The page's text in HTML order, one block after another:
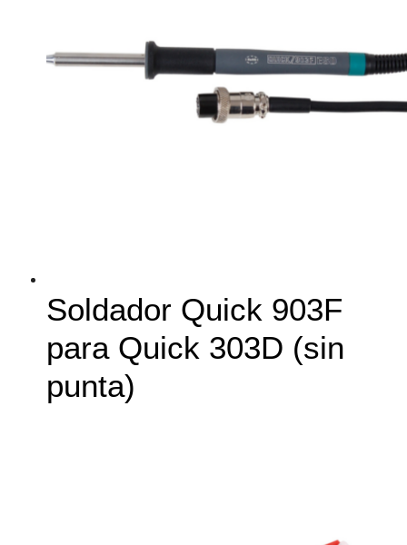
Soldador Quick 903F
para Quick 303D (sin
punta)